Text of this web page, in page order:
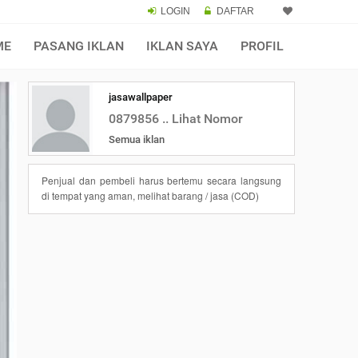
LOGIN DAFTAR
PASANG IKLAN IKLAN SAYA PROFIL
jasawallpaper
0879856 .. Lihat Nomor
Semua iklan
Penjual dan pembeli harus bertemu secara langsung
di tempat yang aman, melihat barang / jasa (COD)